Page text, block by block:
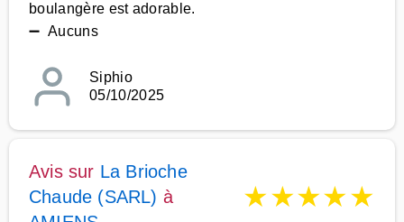
boulangère est adorable.
➖ Aucuns
Siphio
05/10/2025
Avis sur La Brioche
Chaude (SARL) à
★★★★★